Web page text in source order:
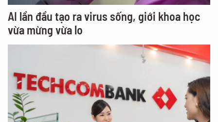
AI lần đầu tạo ra virus sống, giới khoa học
vừa mừng vừa lo